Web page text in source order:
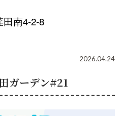
南4-2-8
2026.04.24
ガーデン#21